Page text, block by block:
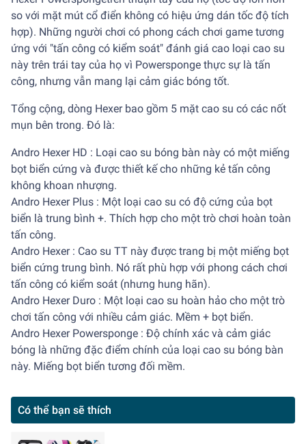
so với mặt mút cổ điển không có hiệu ứng dán tốc độ tích
hợp). Những người chơi có phong cách chơi game tương
ứng với "tấn công có kiểm soát" đánh giá cao loại cao su
này trên trái tay của họ vì Powersponge thực sự là tấn
công, nhưng vẫn mang lại cảm giác bóng tốt.
Tổng cộng, dòng Hexer bao gồm 5 mặt cao su có các nốt
mụn bên trong. Đó là:
Andro Hexer HD : Loại cao su bóng bàn này có một miếng
bọt biển cứng và được thiết kế cho những kẻ tấn công
không khoan nhượng.
Andro Hexer Plus : Một loại cao su có độ cứng của bọt
biển là trung bình +. Thích hợp cho một trò chơi hoàn toàn
tấn công.
Andro Hexer : Cao su TT này được trang bị một miếng bọt
biển cứng trung bình. Nó rất phù hợp với phong cách chơi
tấn công có kiểm soát (nhưng hung hãn).
Andro Hexer Duro : Một loại cao su hoàn hảo cho một trò
chơi tấn công với nhiều cảm giác. Mềm + bọt biển.
Andro Hexer Powersponge : Độ chính xác và cảm giác
bóng là những đặc điểm chính của loại cao su bóng bàn
này. Miếng bọt biển tương đối mềm.
Có thể bạn sẽ thích